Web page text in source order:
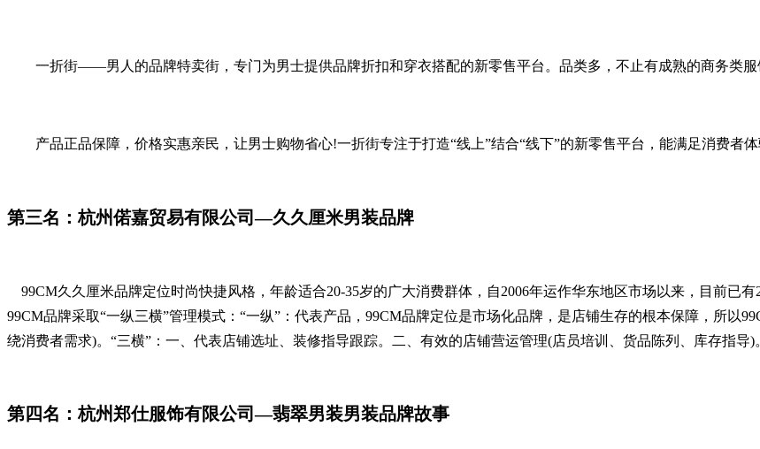
一折街——男人的品牌特卖街，专门为男士提供品牌折扣和穿衣搭配的新零售平台。品类多，不止有成熟的商务类服
产品正品保障，价格实惠亲民，让男士购物省心!一折街专注于打造“线上”结合“线下”的新零售平台，能满足消费者体
第三名：杭州偌嘉贸易有限公司—久久厘米男装品牌
99CM久久厘米品牌定位时尚快捷风格，年龄适合20-35岁的广大消费群体，自2006年运作华东地区市场以来，目前已
99CM品牌采取“一纵三横”管理模式：“一纵”：代表产品，99CM品牌定位是市场化品牌，是店铺生存的根本保障，所以
绕消费者需求)。“三横”：一、代表店铺选址、装修指导跟踪。二、有效的店铺营运管理(店员培训、货品陈列、库存指导)
第四名：杭州郑仕服饰有限公司—翡翠男装男装品牌故事